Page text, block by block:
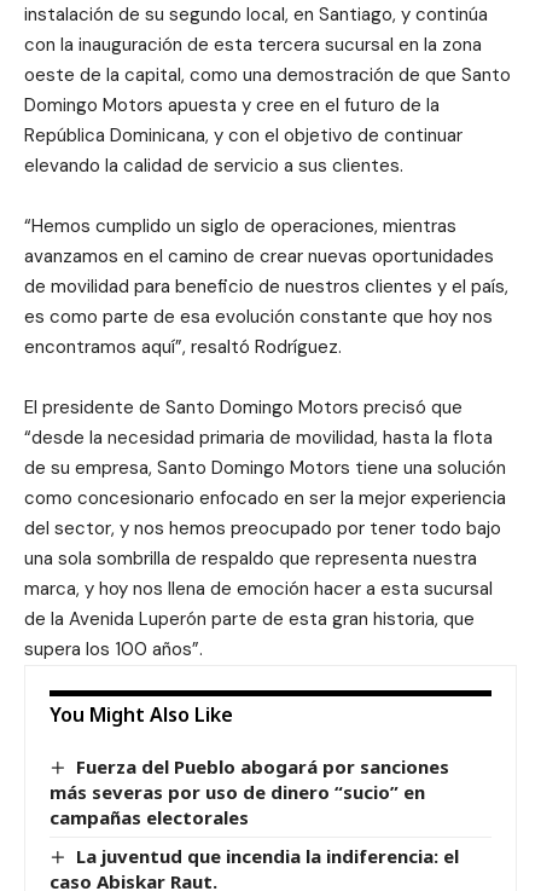
instalación de su segundo local, en Santiago, y continúa
con la inauguración de esta tercera sucursal en la zona
oeste de la capital, como una demostración de que Santo
Domingo Motors apuesta y cree en el futuro de la
República Dominicana, y con el objetivo de continuar
elevando la calidad de servicio a sus clientes.
“Hemos cumplido un siglo de operaciones, mientras
avanzamos en el camino de crear nuevas oportunidades
de movilidad para beneficio de nuestros clientes y el país,
es como parte de esa evolución constante que hoy nos
encontramos aquí”, resaltó Rodríguez.
El presidente de Santo Domingo Motors precisó que
“desde la necesidad primaria de movilidad, hasta la flota
de su empresa, Santo Domingo Motors tiene una solución
como concesionario enfocado en ser la mejor experiencia
del sector, y nos hemos preocupado por tener todo bajo
una sola sombrilla de respaldo que representa nuestra
marca, y hoy nos llena de emoción hacer a esta sucursal
de la Avenida Luperón parte de esta gran historia, que
supera los 100 años”.
You Might Also Like
Fuerza del Pueblo abogará por sanciones
más severas por uso de dinero “sucio” en
campañas electorales
La juventud que incendia la indiferencia: el
caso Abiskar Raut.